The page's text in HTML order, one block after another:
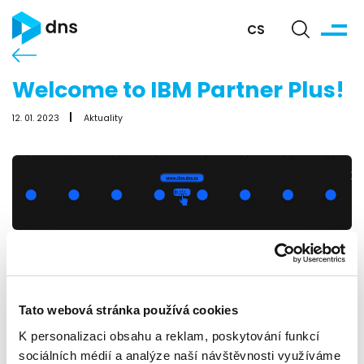
Tato webová stránka používá cookies
K personalizaci obsahu a reklam, poskytování funkcí
sociálních médií a analýze naší návštěvnosti využíváme
CS
Welcome to IBM Partner Plus!
12. 01. 2023 Aktuality
IBM Partner Plus je jediný integrovaný program v
celém našem ekosystému, který nahrazuje IBM
Tento program je navržen na základě vaší zpětné vazby.